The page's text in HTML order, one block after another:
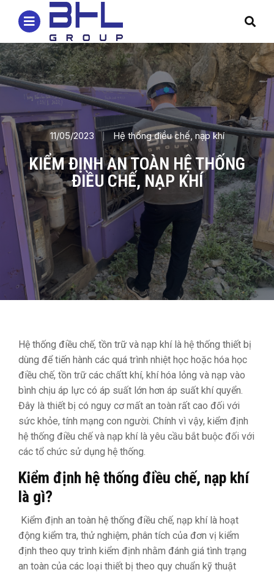
11/05/2023 Hệ thống điều chế, nạp khí
KIỂM ĐỊNH AN TOÀN HỆ THỐNG
ĐIỀU CHẾ, NẠP KHÍ
Hệ thống điều chế, tồn trữ và nạp khí là hệ thống thiết bị
dùng để tiến hành các quá trình nhiệt học hoặc hóa học
điều chế, tồn trữ các chấtt khí, khí hóa lỏng và nạp vào
bình chịu áp lực có áp suất lớn hơn áp suất khí quyển.
Đây là thiết bị có nguy cơ mất an toàn rất cao đối với
sức khỏe, tính mạng con người. Chính vì vậy, kiểm định
hệ thống điều chế và nạp khí là yêu cầu bắt buộc đối với
các tổ chức sử dụng hệ thống.
Kiểm định hệ thống điều chế, nạp khí
là gì?
Kiểm định an toàn hệ thống điều chế, nạp khí là hoạt
động kiểm tra, thử nghiệm, phân tích của đơn vị kiểm
định theo quy trình kiểm định nhằm đánh giá tình trạng
an toàn của các loại thiết bị theo quy chuẩn kỹ thuật